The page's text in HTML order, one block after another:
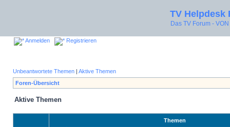
TV Helpdesk
Das TV Forum -
Anmelden Registrieren
Unbeantwortete Themen | Aktive Themen
Foren-Übersicht
Aktive Themen
Themen